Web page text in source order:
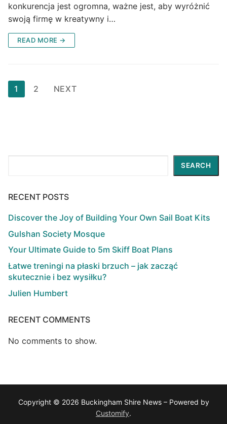
konkurencja jest ogromna, ważne jest, aby wyróżnić
swoją firmę w kreatywny i…
READ MORE →
Posts
pagination
1 2 NEXT
SEARCH
RECENT POSTS
Discover the Joy of Building Your Own Sail Boat Kits
Gulshan Society Mosque
Your Ultimate Guide to 5m Skiff Boat Plans
Łatwe treningi na płaski brzuch – jak zacząć
skutecznie i bez wysiłku?
Julien Humbert
RECENT COMMENTS
No comments to show.
Copyright © 2026 Buckingham Shire News – Powered by
Customify.